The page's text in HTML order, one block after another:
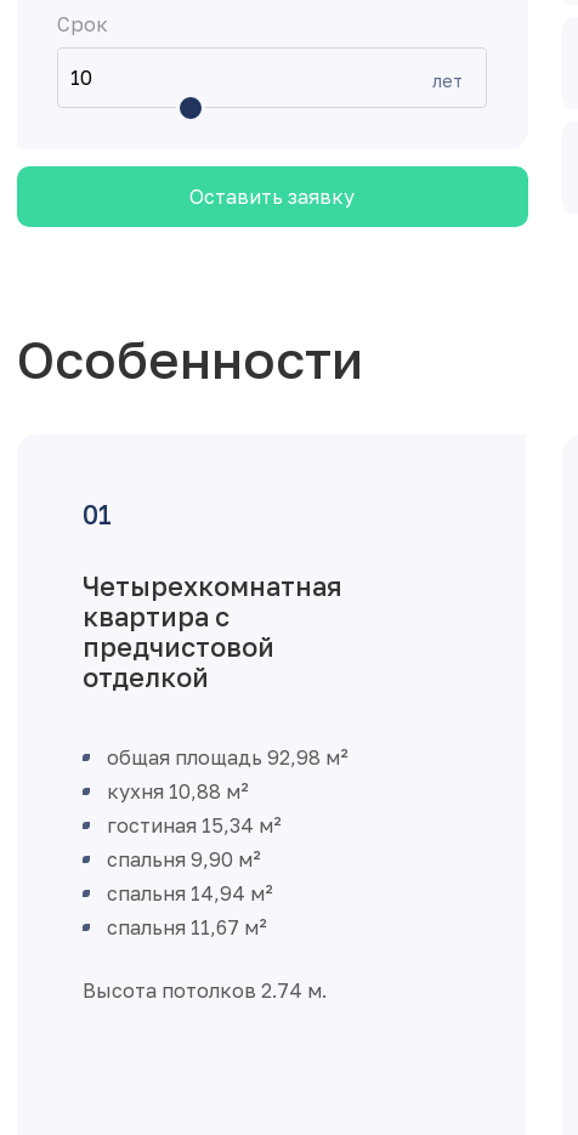
Срок
лет
Оставить заявку
Особенности
Четырехкомнатная
квартира с
предчистовой
отделкой
общая площадь 92,98 м²
кухня 10,88 м²
гостиная 15,34 м²
спальня 9,90 м²
спальня 14,94 м²
спальня 11,67 м²
Высота потолков 2.74 м.